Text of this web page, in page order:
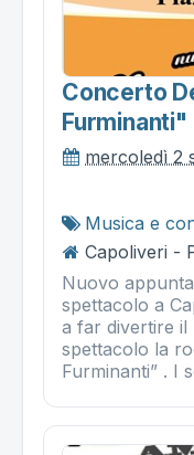
Concerto
Furminanti"
mercoledì 2
Musica e
Capoliveri -
Nuovo
spettacolo a
a far divertire il
spettacolo la
Furminanti” . I